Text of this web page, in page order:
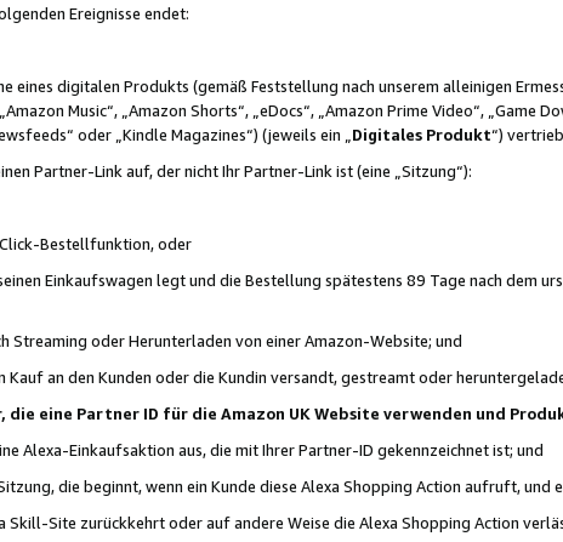
Ereignisse endet:
digitalen Produkts (gemäß Feststellung nach unserem alleinigen
Music“, „Amazon Shorts“, „eDocs“, „Amazon Prime Video“, „Game
oder „Kindle Magazines“) (jeweils ein „ Digitales Produkt“)
Partner-Link auf, der nicht Ihr Partner-Link ist (eine „Sitzung“):
Bestellfunktion, oder
Einkaufswagen legt und die Bestellung spätestens 89 Tage nach dem
oder Herunterladen von einer Amazon-Website; und
an den Kunden oder die Kundin versandt, gestreamt oder
eine Partner ID für die Amazon UK Website verwenden und
Alexa-Einkaufsaktion aus, die mit Ihrer Partner-ID gekennzeichnet ist; und
die beginnt, wenn ein Kunde diese Alexa Shopping Action aufruft, und
Site zurückkehrt oder auf andere Weise die Alexa Shopping Action